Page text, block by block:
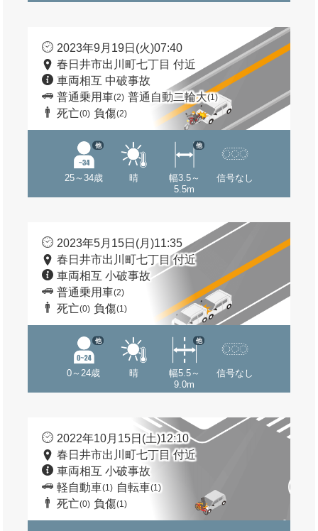
2023年9月19日(火)07:40
春日井市出川町七丁目 付近
車両相互 中破事故
普通乗用車(2) 普通自動二輪大(1)
死亡(0) 負傷(2)
25～34歳
他
晴
幅3.5～
5.5m
他
信号なし
2023年5月15日(月)11:35
春日井市出川町七丁目 付近
車両相互 小破事故
普通乗用車(2)
死亡(0) 負傷(1)
0～24歳
他
晴
幅5.5～
9.0m
他
信号なし
2022年10月15日(土)12:10
春日井市出川町七丁目 付近
車両相互 小破事故
軽自動車(1) 自転車(1)
死亡(0) 負傷(1)